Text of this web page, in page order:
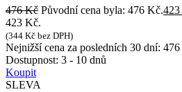
476Kč Původní cena byla: 476 Kč.423
423 Kč.
(344 Kč bez DPH)
Nejnižší cena za posledních 30 dní: 476
Dostupnost: 3 - 10 dnů
Koupit
SLEVA